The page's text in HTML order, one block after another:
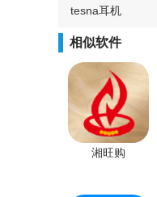
tesna耳机
相似软件
湘旺购